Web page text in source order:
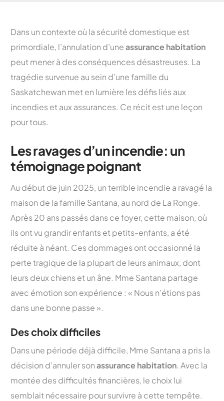
Dans un contexte où la sécurité domestique est
primordiale, l’annulation d’uneassurance habitation
peut mener à des conséquences désastreuses. La
tragédie survenue au sein d’une famille du
Saskatchewan met en lumière les défis liés aux
incendies et aux assurances. Ce récit est une leçon
pour tous.
Les ravages d’un incendie: un
témoignage poignant
Au début de juin 2025, un terrible incendie a ravagé la
maison de la famille Santana, au nord de La Ronge.
Après 20 ans passés dans ce foyer, cette maison, où
ils ont vu grandir enfants et petits-enfants, a été
réduite à néant. Ces dommages ont occasionné la
perte tragique de la plupart de leurs animaux, dont
leurs deux chiens et un âne. Mme Santana partage
avec émotion son expérience : « Nous n’étions pas
dans une bonne passe ».
Des choix difficiles
Dans une période déjà difficile, Mme Santana a pris la
décision d’annuler sonassurance habitation. Avec la
montée des difficultés financières, le choix lui
semblait nécessaire pour survivre à cette tempête.